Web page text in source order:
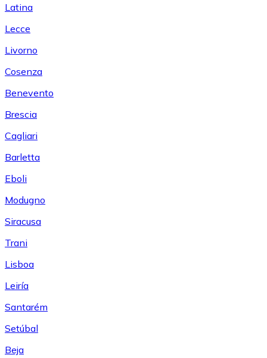
Latina
Lecce
Livorno
Cosenza
Benevento
Brescia
Cagliari
Barletta
Eboli
Modugno
Siracusa
Trani
Lisboa
Leiría
Santarém
Setúbal
Beja